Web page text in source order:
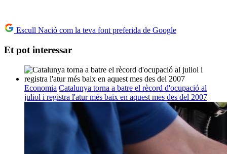
Escull Nació com la teva font preferida de Google
Et pot interessar
Economia Catalunya torna a batre el rècord d'ocupació al
juliol i registra l'atur més baix en aquest mes des del 2007